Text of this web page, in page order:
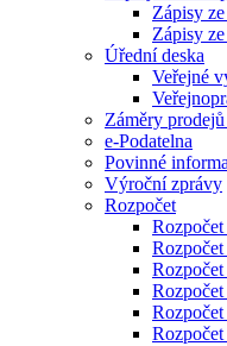
Zápisy
Zápisy
Úřední deska
Veřejné
Záměry
e-Podatelna
Povinné
Výroční zprávy
Rozpočet
Rozpočet